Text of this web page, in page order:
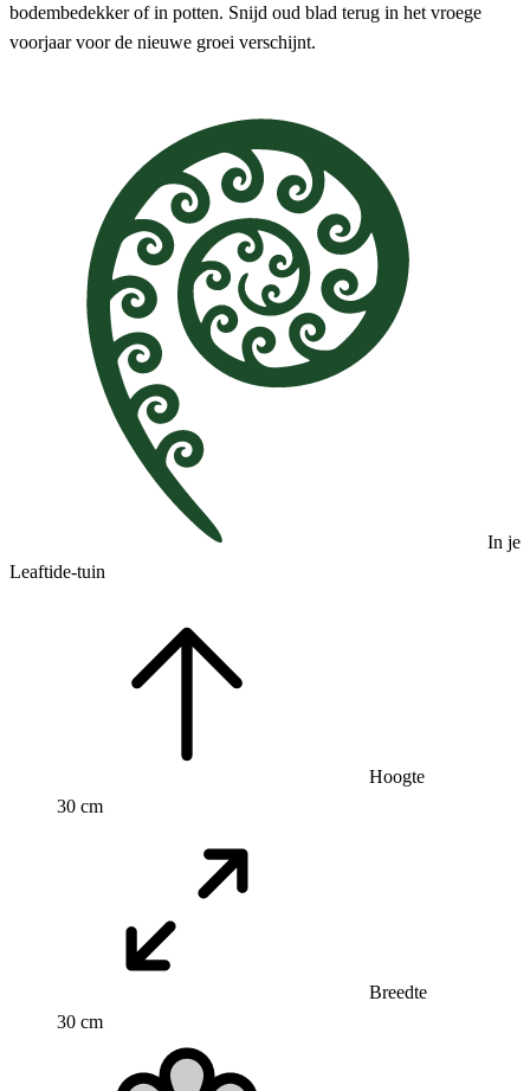
bodembedekker of in potten. Snijd oud blad terug in het vroege
voorjaar voor de nieuwe groei verschijnt.
In je
Leaftide-tuin
Hoogte
30 cm
Breedte
30 cm